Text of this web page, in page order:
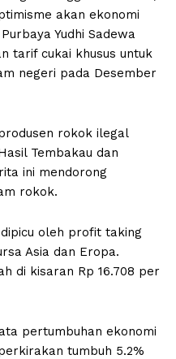
akan ekonomi
Yudhi Sadewa
tarif cukai khusus untuk
negeri pada Desember
rokok ilegal
Tembakau dan
ini mendorong
rokok.
oleh profit taking
Asia dan Eropa.
di kisaran Rp 16.708 per
pertumbuhan ekonomi
tumbuh 5.2%